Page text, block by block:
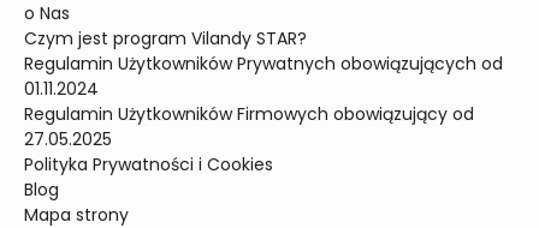
o Nas
Czym jest program Vilandy STAR?
Regulamin Użytkowników Prywatnych obowiązujących od
01.11.2024
Regulamin Użytkowników Firmowych obowiązujący od
27.05.2025
Polityka Prywatności i Cookies
Blog
Mapa strony